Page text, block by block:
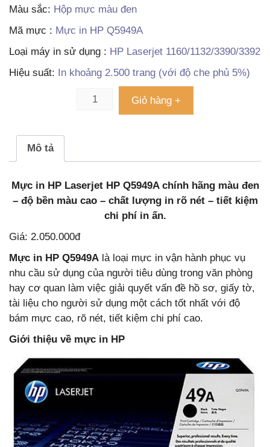
Màu sắc: Hộp mực màu đen
Mã mực : Mực in HP Q5949A
Loại máy in sử dụng : HP Laserjet 1160/1132/3390/3392
Hiệu suất: In khoảng 2.500 trang (với độ che phủ 5%)
Giỏ hàng +
Mô tả
Mực in HP Laserjet HP Q5949A chính hãng màu đen
– độ bền màu cao – chất lượng in rõ nét – tiết kiệm
chi phí in ấn.
Giá: 2.050.000đ
Mực in HP Q5949A là loại mực in vận hành phục vụ
nhu cầu sử dụng của người tiêu dùng trong văn phòng
hay cơ quan làm việc giải quyết vấn đề hồ sơ, giấy tờ,
tài liệu cho người sử dụng một cách tốt nhất với độ
bám mực cao, rõ nét, tiết kiệm chi phí cao.
Giới thiệu về mực in HP